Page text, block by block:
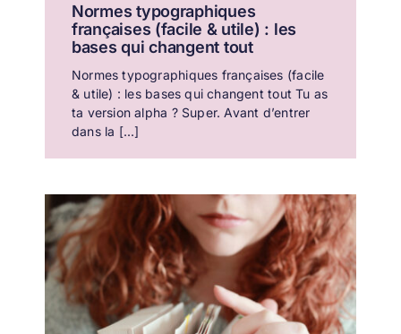
Normes typographiques
françaises (facile & utile) : les
bases qui changent tout
Normes typographiques françaises (facile
& utile) : les bases qui changent tout Tu as
ta version alpha ? Super. Avant d’entrer
dans la [...]